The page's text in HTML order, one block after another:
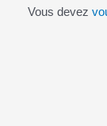
Vous devez